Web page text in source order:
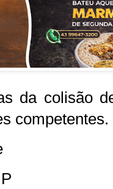
da colisão
competentes.